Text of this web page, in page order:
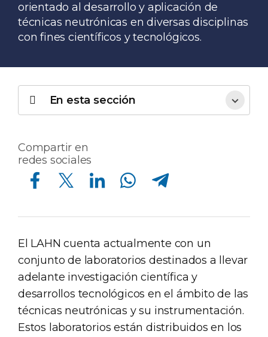
orientado al desarrollo y aplicación de
técnicas neutrónicas en diversas disciplinas
con fines científicos y tecnológicos.
Compartir en
redes sociales
Compartir en Facebook Compartir en Twitter Compartir en Linkedin Compartir en Whatsapp Compartir en Telegram
El LAHN cuenta actualmente con un
conjunto de laboratorios destinados a llevar
adelante investigación científica y
desarrollos tecnológicos en el ámbito de las
técnicas neutrónicas y su instrumentación.
Estos laboratorios están distribuidos en los
En esta sección